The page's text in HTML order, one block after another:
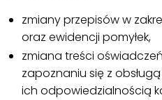
zmiany przepisów w
oraz ewidencji pomyłek,
zmiana treści
zapoznaniu się z
ich odpowiedzialnością